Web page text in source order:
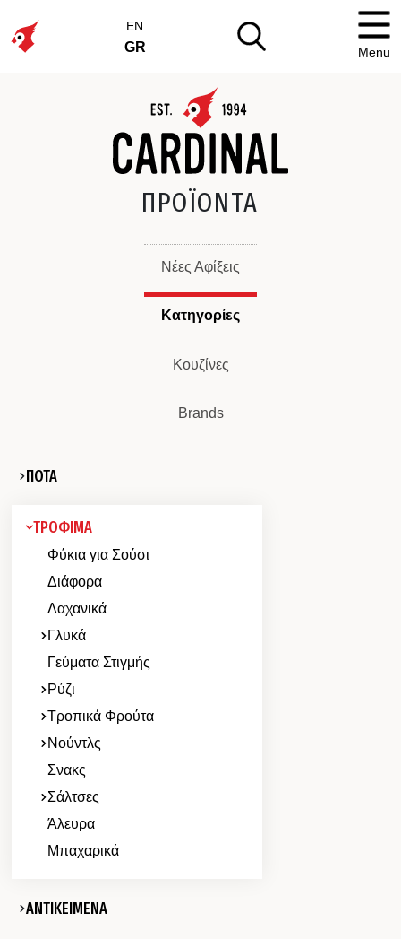
EN
GR Menu
ΠΡΟΪΟΝΤΑ
Νέες Αφίξεις
Κατηγορίες
Κουζίνες
Brands
ΠΟΤΑ
ΤΡΟΦΙΜΑ
Φύκια για Σούσι
Διάφορα
Λαχανικά
Γλυκά
Γεύματα Στιγμής
Ρύζι
Τροπικά Φρούτα
Νούντλς
Σνακς
Σάλτσες
Άλευρα
Μπαχαρικά
ΑΝΤΙΚΕΙΜΕΝΑ